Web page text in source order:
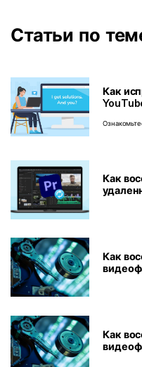
Статьи по
Как
Как
Как
Как